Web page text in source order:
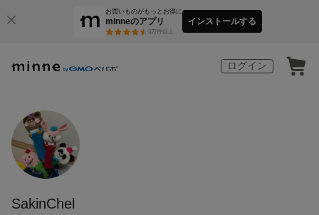
お買いものがもっとお得に
minneのアプリ
3万件以上
インストールする
ログイン
SakinChel